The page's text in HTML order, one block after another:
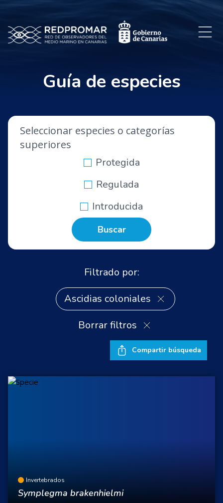
Guía de especies
Seleccionar especies o categorías
superiores
Protegida
Regulada
Introducida
Buscar
Filtrado por:
Ascidias coloniales
Borrar filtros
Compartir búsqueda
Invertebrados
Symplegma brakenhielmi